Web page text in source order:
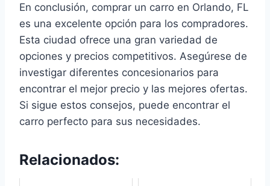
En conclusión, comprar un carro en Orlando, FL
es una excelente opción para los compradores.
Esta ciudad ofrece una gran variedad de
opciones y precios competitivos. Asegúrese de
investigar diferentes concesionarios para
encontrar el mejor precio y las mejores ofertas.
Si sigue estos consejos, puede encontrar el
carro perfecto para sus necesidades.
Relacionados: